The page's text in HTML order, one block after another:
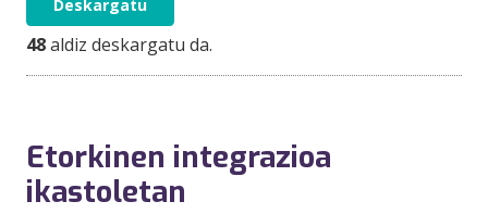
Deskargatu
48aldiz deskargatu da.
Etorkinen integrazioa
ikastoletan